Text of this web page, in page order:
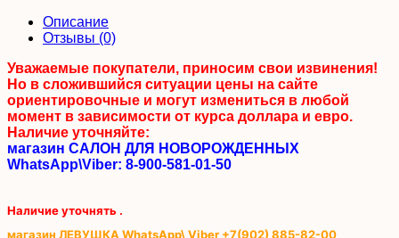
Описание
Отзывы (0)
Уважаемые покупатели, приносим свои извинения!
Но в сложившийся ситуации цены на сайте
ориентировочные и могут измениться в любой
момент в зависимости от курса доллара и евро.
Наличие уточняйте:
магазин САЛОН ДЛЯ НОВОРОЖДЕННЫХ
WhatsApp\Viber: 8-900-581-01-50
Наличие уточнять .
магазин ЛЕВУШКА WhatsApp\ Viber +7(902) 885-82-00